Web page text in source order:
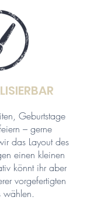
Geburtstage
– gerne
das Layout des
einen kleinen
könnt ihr aber
vorgefertigten
wählen.